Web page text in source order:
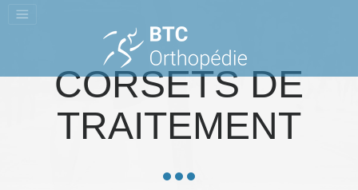
CORSETS DE
TRAITEMENT